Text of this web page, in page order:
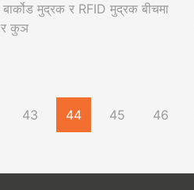
बार्कोड मुद्रक र RFID मुद्रक बीचमा
र कुञ
43 44 45 46